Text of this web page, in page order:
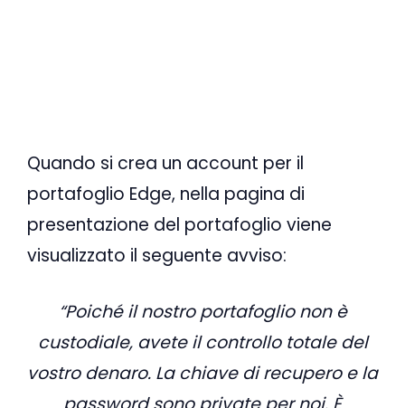
Quando si crea un account per il
portafoglio Edge, nella pagina di
presentazione del portafoglio viene
visualizzato il seguente avviso:
“Poiché il nostro portafoglio non è
custodiale, avete il controllo totale del
vostro denaro. La chiave di recupero e la